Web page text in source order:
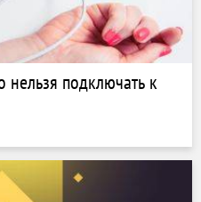
нельзя подключать к